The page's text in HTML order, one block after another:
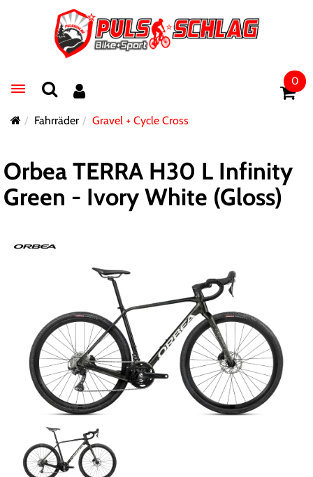
Toggle navigation
0
Fahrräder Gravel + Cycle Cross
Orbea TERRA H30 L Infinity
Green - Ivory White (Gloss)